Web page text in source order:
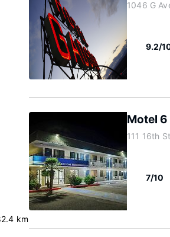
km
1046 G
9.2/
Motel 6
111 16th
7/10